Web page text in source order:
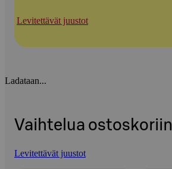
Levitettävät juustot
Ladataan...
Vaihtelua ostoskoriin
Levitettävät juustot